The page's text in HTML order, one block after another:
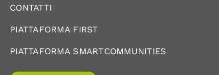
CONTATTI
PIATTAFORMA FIRST
PIATTAFORMA SMARTCOMMUNITIES